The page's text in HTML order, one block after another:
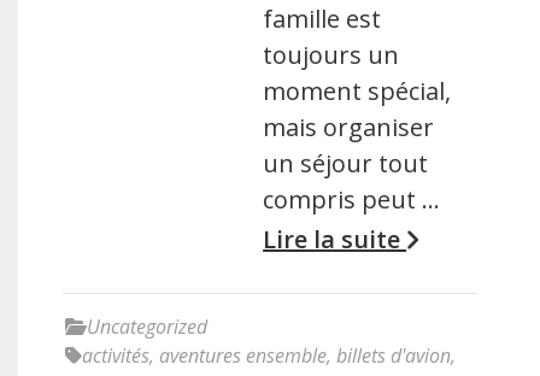
famille est
toujours un
moment spécial,
mais organiser
un séjour tout
compris peut …
Lire la suite
Uncategorized
activités, aventures ensemble, billets d'avion,